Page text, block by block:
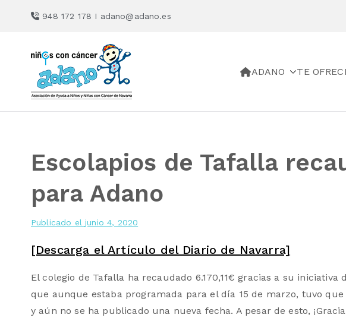
948 172 178 I adano@adano.es
Asociación de Ayuda a Niños con Cáncer de
ADANO TE
Escolapios de Tafalla
para Adano
Publicado eljunio 4, 2020
[Descarga el Artículo del Diario de Navarra]
El colegio de Tafalla ha recaudado 6.170,11€ gracias a su
que aunque estaba programada para el día 15 de marzo, tuvo
y aún no se ha publicado una nueva fecha. A pesar de esto,